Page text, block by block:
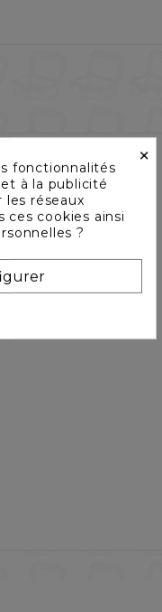
×
fonctionnalités
à la publicité
réseaux
ces cookies ainsi
?